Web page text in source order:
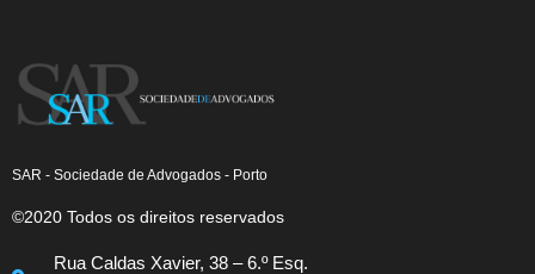
SAR - Sociedade de Advogados - Porto
©2020 Todos os direitos reservados
Rua Caldas Xavier, 38 – 6.º Esq.